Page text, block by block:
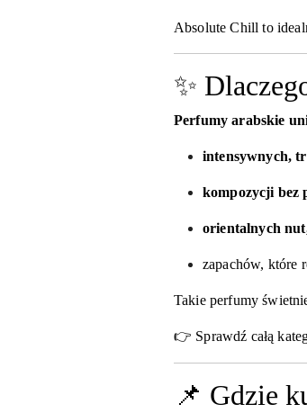
Absolute Chill to
✨
Perfumy arabskie
intensywnych,
kompozycji bez
orientalnych
zapachów, które
Takie perfumy
👉 Sprawdź całą
📌 Gdzie